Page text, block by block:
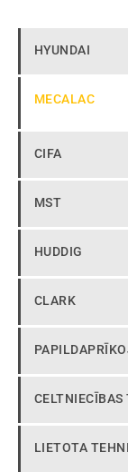
HYUNDAI
MECALAC
CIFA
MST
HUDDIG
CLARK
LIETOTA